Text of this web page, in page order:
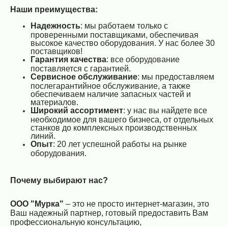
Наши преимущества:
Надежность: мы работаем только с
проверенными поставщиками, обеспечивая
высокое качество оборудования. У нас более 30
поставщиков!
Гарантия качества: все оборудование
поставляется с гарантией.
Сервисное обслуживание: мы предоставляем
послегарантийное обслуживание, а также
обеспечиваем наличие запасных частей и
материалов.
Широкий ассортимент: у нас вы найдете все
необходимое для вашего бизнеса, от отдельных
станков до комплексных производственных
линий.
Опыт: 20 лет успешной работы на рынке
оборудования.
Почему выбирают нас?
ООО "Мурка" – это не просто интернет-магазин, это
Ваш надежный партнер, готовый предоставить Вам
профессиональную консультацию,